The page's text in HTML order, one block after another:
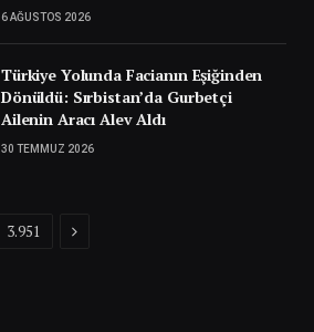
6 AĞUSTOS 2026
Türkiye Yolunda Facianın Eşiğinden
Dönüldü: Sırbistan’da Gurbetçi
Ailenin Aracı Alev Aldı
30 TEMMUZ 2026
3.951 Next